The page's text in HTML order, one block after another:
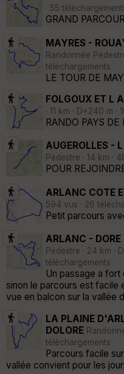
· 55
GRAND
MAYRES -
Randonnée
téléchargements ·
LE TOUR DE
FOLGOUX ET L
· 11 km · D+240 m
RANDO PAYS DE
AUGEROLLES -
Pédestre · 14 km ·
POUR
ARLANC COTE
594 vus · 26
Petit parcours
ARLANC -
Pédestre · 24 km ·
téléchargements ·
Un passage a
sinon le parcours est facile
vue en balcon sur la vallée
LA PLAINE
DOLORE
téléchargements ·
Parcours facile
vallée convient pour les